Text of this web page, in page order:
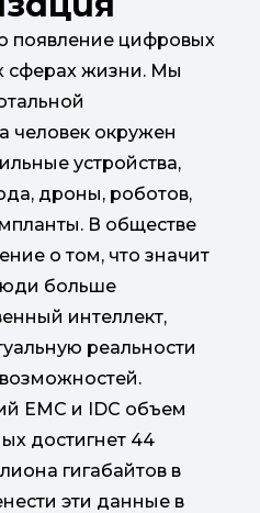
появление цифровых
сферах жизни. Мы
человек окружен
устройства,
дроны, роботов,
В обществе
о том, что значит
больше
интеллект,
реальности
EMC и IDC объем
достигнет 44
гигабайтов в
эти данные в